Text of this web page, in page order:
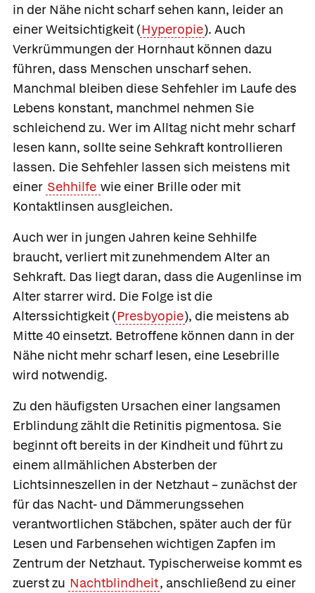
in der Nähe nicht scharf sehen kann, leider an
einer Weitsichtigkeit (Hyperopie). Auch
Verkrümmungen der Hornhaut können dazu
führen, dass Menschen unscharf sehen.
Manchmal bleiben diese Sehfehler im Laufe des
Lebens konstant, manchmel nehmen Sie
schleichend zu. Wer im Alltag nicht mehr scharf
lesen kann, sollte seine Sehkraft kontrollieren
lassen. Die Sehfehler lassen sich meistens mit
einer Sehhilfe wie einer Brille oder mit
Kontaktlinsen ausgleichen.
Auch wer in jungen Jahren keine Sehhilfe
braucht, verliert mit zunehmendem Alter an
Sehkraft. Das liegt daran, dass die Augenlinse im
Alter starrer wird. Die Folge ist die
Alterssichtigkeit (Presbyopie), die meistens ab
Mitte 40 einsetzt. Betroffene können dann in der
Nähe nicht mehr scharf lesen, eine Lesebrille
wird notwendig.
Zu den häufigsten Ursachen einer langsamen
Erblindung zählt die Retinitis pigmentosa. Sie
beginnt oft bereits in der Kindheit und führt zu
einem allmählichen Absterben der
Lichtsinneszellen in der Netzhaut – zunächst der
für das Nacht- und Dämmerungssehen
verantwortlichen Stäbchen, später auch der für
Lesen und Farbensehen wichtigen Zapfen im
Zentrum der Netzhaut. Typischerweise kommt es
zuerst zu Nachtblindheit, anschließend zu einer